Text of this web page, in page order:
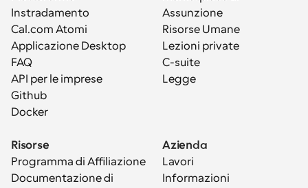
Instradamento
Cal.com Atomi
Applicazione Desktop
FAQ
API per le imprese
Github
Docker
Assunzione
Risorse Umane
Lezioni private
C-suite
Legge
Risorse
Programma di Affiliazione
Documentazione di
Azienda
Lavori
Informazioni